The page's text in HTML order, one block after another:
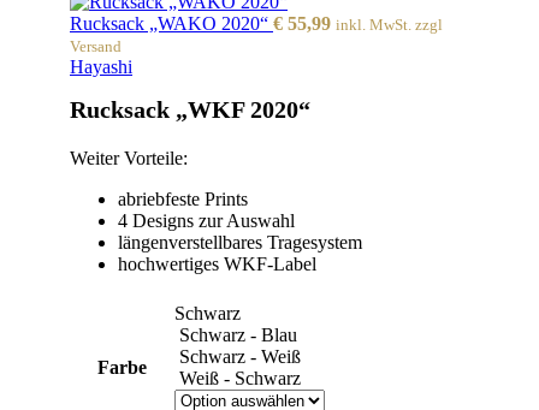
Rucksack „WAKO 2020“ € 55,99 inkl. MwSt. zzgl
Versand
Hayashi
Rucksack „WKF 2020“
Weiter Vorteile:
abriebfeste Prints
4 Designs zur Auswahl
längenverstellbares Tragesystem
hochwertiges WKF-Label
Farbe
Schwarz
Schwarz - Blau
Schwarz - Weiß
Weiß - Schwarz